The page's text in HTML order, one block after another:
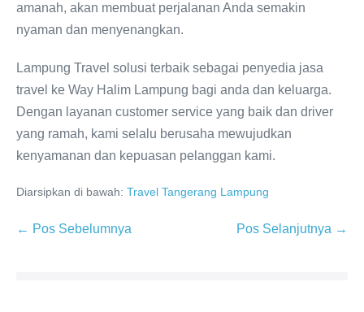
amanah, akan membuat perjalanan Anda semakin
nyaman dan menyenangkan.
Lampung Travel solusi terbaik sebagai penyedia jasa
travel ke Way Halim Lampung bagi anda dan keluarga.
Dengan layanan customer service yang baik dan driver
yang ramah, kami selalu berusaha mewujudkan
kenyamanan dan kepuasan pelanggan kami.
Diarsipkan di bawah: Travel Tangerang Lampung
← Pos Sebelumnya Pos Selanjutnya →